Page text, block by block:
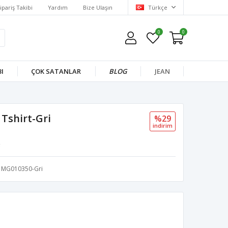
Takibi Yardım Bize Ulaşın Türkçe
0 0
ÇOK SATANLAR BLOG JEAN
Tshirt-Gri %29
i̇ndi̇ri̇m
MG010350-Gri